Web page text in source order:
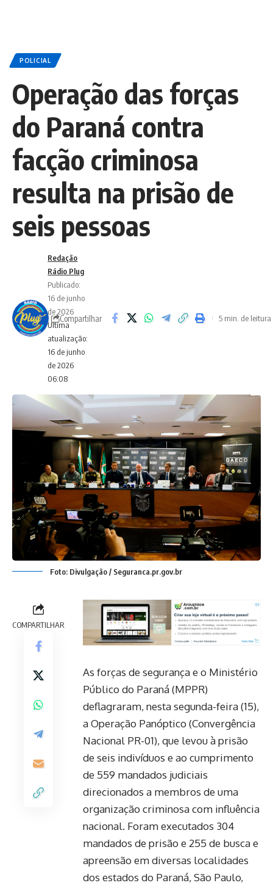
POLICIAL
Operação das forças
do Paraná contra
facção criminosa
resulta na prisão de
seis pessoas
Ultima
atualização:
16 de junho
de 2026
06:08
Redação
Rádio Plug
Publicado:
16 de junho
de 2026
Compartilhar 5 min. de leitura
Foto: Divulgação / Seguranca.pr.gov.br
COMPARTILHAR
As forças de segurança e o Ministério
Público do Paraná (MPPR)
deflagraram, nesta segunda-feira (15),
a Operação Panóptico (Convergência
Nacional PR-01), que levou à prisão
de seis indivíduos e ao cumprimento
de 559 mandados judiciais
direcionados a membros de uma
organização criminosa com influência
nacional. Foram executados 304
mandados de prisão e 255 de busca e
apreensão em diversas localidades
dos estados do Paraná, São Paulo,